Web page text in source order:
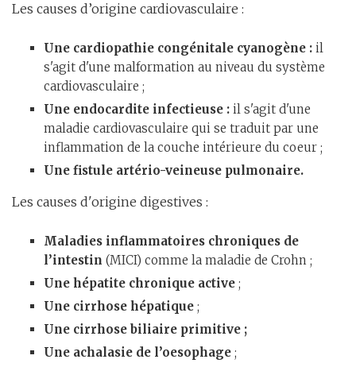
Les causes d’origine cardiovasculaire :
Une cardiopathie congénitale cyanogène : il
s'agit d'une malformation au niveau du système
cardiovasculaire ;
Une endocardite infectieuse : il s'agit d'une
maladie cardiovasculaire qui se traduit par une
inflammation de la couche intérieure du coeur ;
Une fistule artério-veineuse pulmonaire.
Les causes d'origine digestives :
Maladies inflammatoires chroniques de
l’intestin (MICI) comme la maladie de Crohn ;
Une hépatite chronique active ;
Une cirrhose hépatique ;
Une cirrhose biliaire primitive ;
Une achalasie de l’oesophage ;